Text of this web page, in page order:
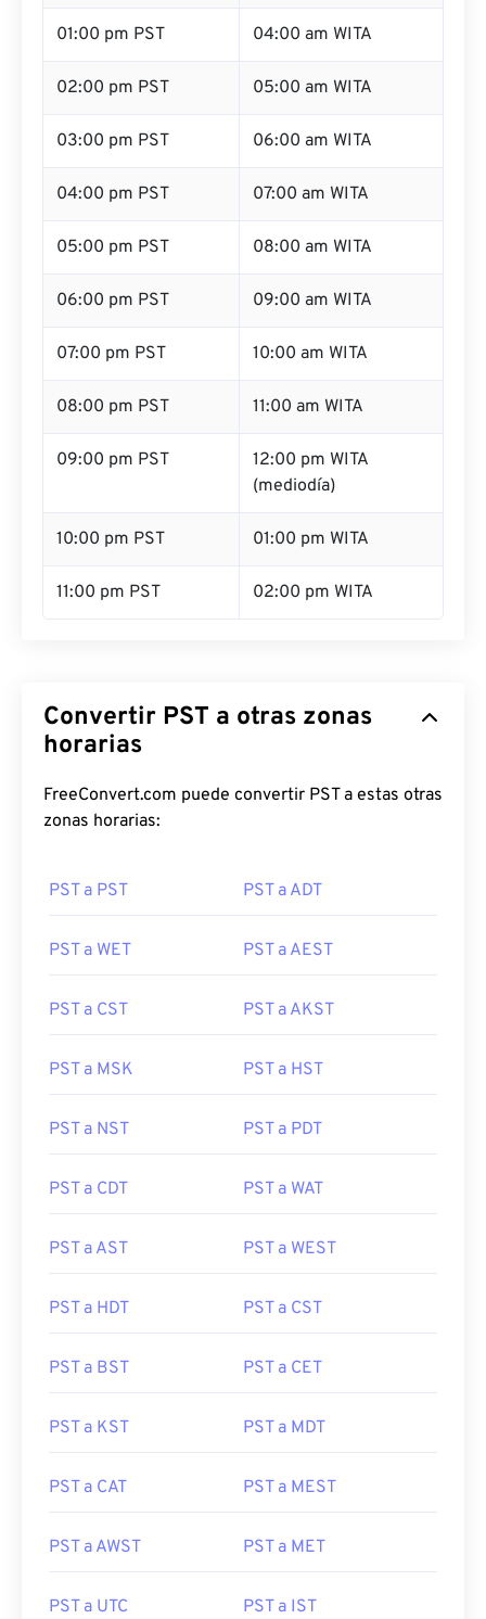
01:00 pm PST 04:00 am WITA
02:00 pm PST 05:00 am WITA
03:00 pm PST 06:00 am WITA
04:00 pm PST 07:00 am WITA
05:00 pm PST 08:00 am WITA
06:00 pm PST 09:00 am WITA
07:00 pm PST 10:00 am WITA
08:00 pm PST 11:00 am WITA
09:00 pm PST
12:00 pm WITA
(mediodía)
10:00 pm PST 01:00 pm WITA
11:00 pm PST 02:00 pm WITA
Convertir PST a otras zonas
horarias
FreeConvert.com puede convertir PST a estas otras
zonas horarias:
PST a PST PST a ADT
PST a WET PST a AEST
PST a CST PST a AKST
PST a MSK PST a HST
PST a NST PST a PDT
PST a CDT PST a WAT
PST a AST PST a WEST
PST a HDT PST a CST
PST a BST PST a CET
PST a KST PST a MDT
PST a CAT PST a MEST
PST a AWST PST a MET
PST a UTC PST a IST